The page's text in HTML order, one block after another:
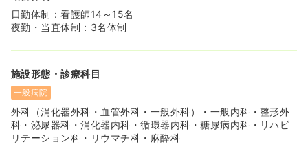
日勤体制：看護師14～15名
夜勤・当直体制：3名体制
施設形態・診療科目
一般病院
外科（消化器外科・血管外科・一般外科）・一般内科・整形外
科・泌尿器科・消化器内科・循環器内科・糖尿病内科・リハビ
リテーション科・リウマチ科・麻酔科